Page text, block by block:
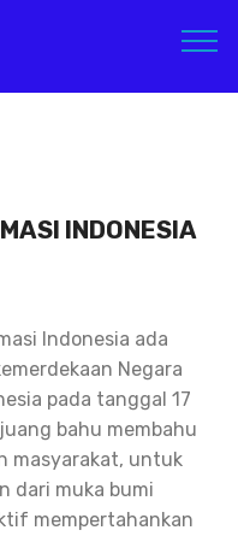
INDONESIA
Indonesia ada
Negara
pada tanggal 17
bahu membahu
masyarakat, untuk
dari muka bumi
mempertahankan